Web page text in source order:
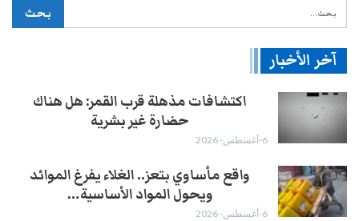
آخر الأخبار
اكتشافات مذهلة قرب القمر: هل هناك
حضارة غير بشرية
6-أغسطس- 2026
واقع مأساوي بتعز.. الغلاء يفرغ الموائد
ويحول المواد الأساسية…
6-أغسطس- 2026